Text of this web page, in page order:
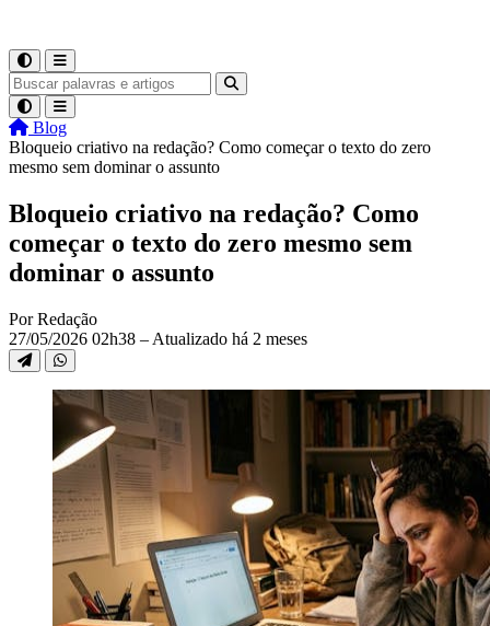
Blog
Bloqueio criativo na redação? Como começar o texto do zero
mesmo sem dominar o assunto
Bloqueio criativo na redação? Como
começar o texto do zero mesmo sem
dominar o assunto
Por Redação
27/05/2026 02h38 – Atualizado há 2 meses